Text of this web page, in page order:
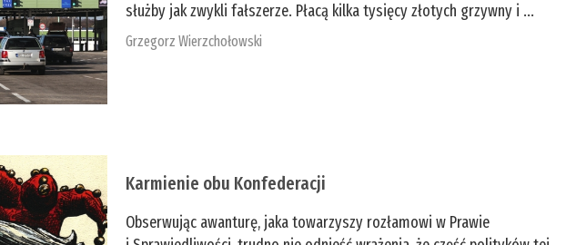
służby jak zwykli fałszerze. Płacą kilka tysięcy złotych grzywny i ...
Grzegorz Wierzchołowski
Karmienie obu Konfederacji
Obserwując awanturę, jaka towarzyszy rozłamowi w Prawie